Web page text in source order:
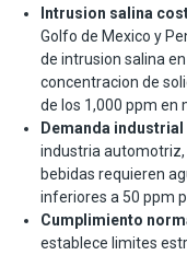
Intrusion salina
Golfo de Mexico y
de intrusion salina
concentracion de
de los 1,000 ppm en
Demanda
industria automotriz,
bebidas requieren
inferiores a 50 ppm
Cumplimiento
establece limites